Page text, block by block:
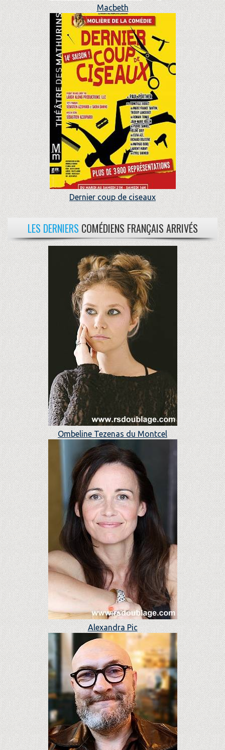
Macbeth
Dernier coup de ciseaux
LES DERNIERS COMÉDIENS FRANÇAIS ARRIVÉS
Ombeline Tezenas du Montcel
Alexandra Pic